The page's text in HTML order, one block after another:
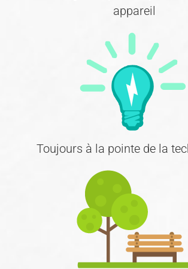
appareil
Toujours à la pointe de la